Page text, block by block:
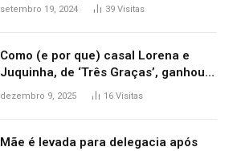
setembro 19, 2024 39 Visitas
Como (e por que) casal Lorena e
Juquinha, de ‘Três Graças’, ganhou
repercussão internacional
dezembro 9, 2025 16 Visitas
Mãe é levada para delegacia após